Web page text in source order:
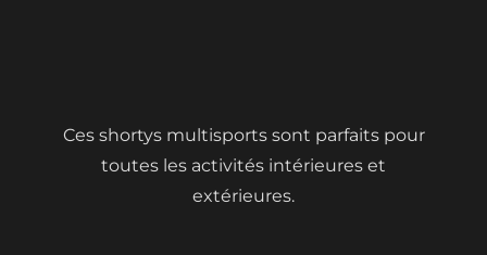
Ces shortys multisports sont parfaits pour
toutes les activités intérieures et
extérieures.